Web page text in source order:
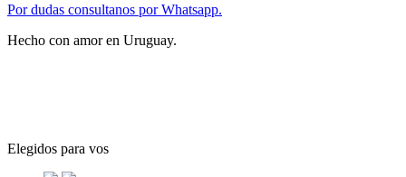
Por dudas consultanos por Whatsapp.
Hecho con amor en Uruguay.
Elegidos para vos